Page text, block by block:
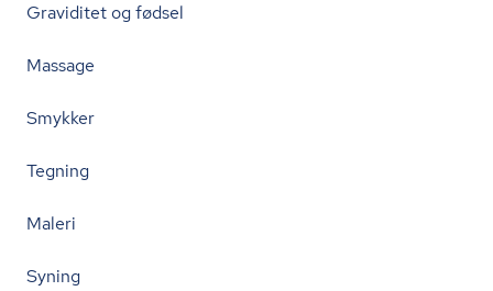
Graviditet og fødsel
Massage
Smykker
Tegning
Maleri
Syning